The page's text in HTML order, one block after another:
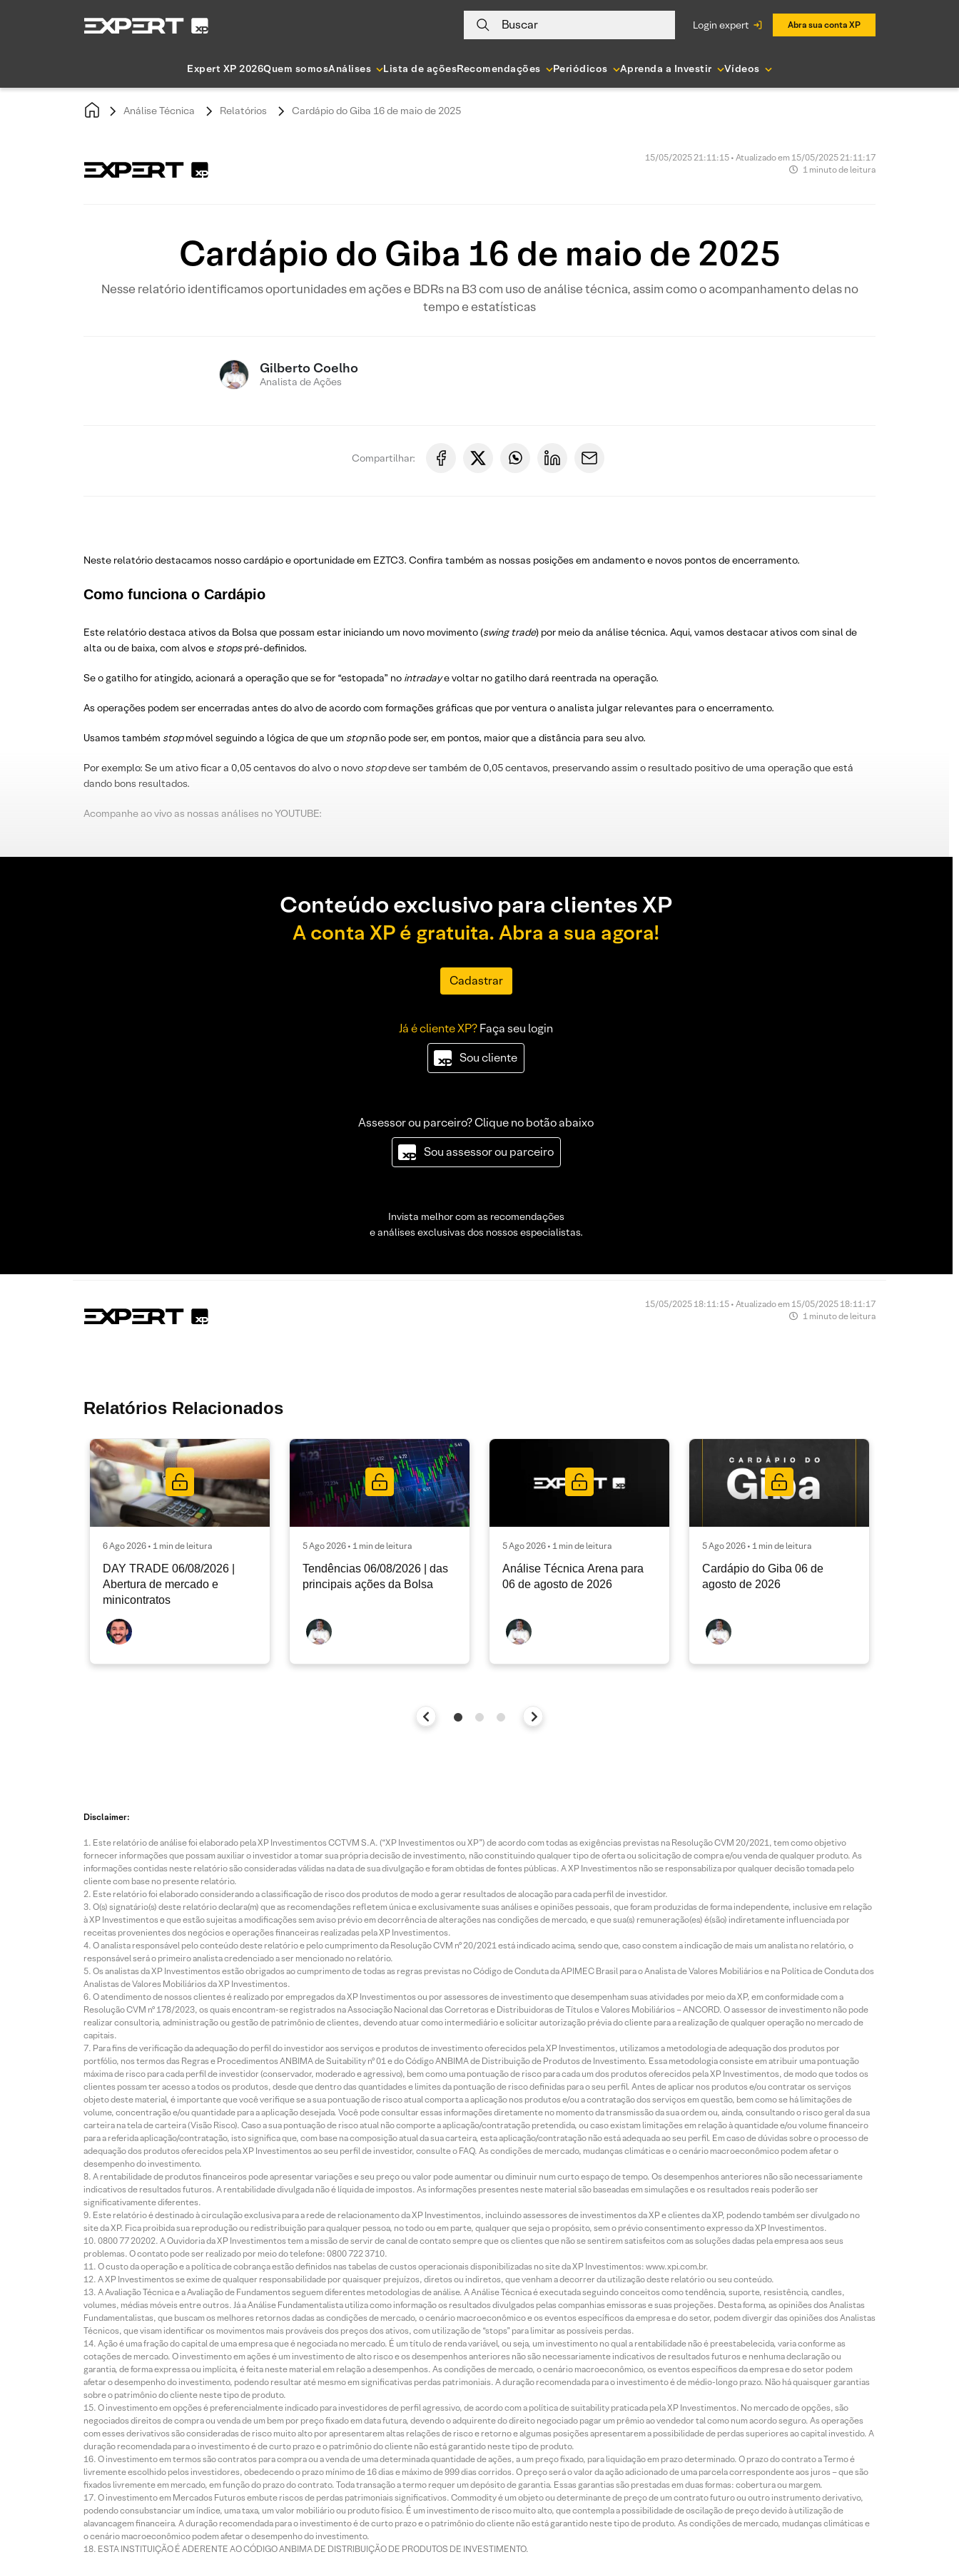
Buscar login expert Abra sua conta XP
Expert XP 2026Quem somosAnálises Lista de açõesRecomendações Periódicos Aprenda a Investir Vídeos
Análise Técnica Relatórios Cardápio do Giba 16 de maio de 2025
15/05/2025 21:11:15 • Atualizado em 15/05/2025 21:11:17
1 minuto de leitura
Cardápio do Giba 16 de maio de 2025
Nesse relatório identificamos oportunidades em ações e BDRs na B3 com uso de análise técnica, assim como o acompanhamento delas no
tempo e estatísticas
Gilberto Coelho
Analista de Ações
Compartilhar:
Neste relatório destacamos nosso cardápio e oportunidade em EZTC3. Confira também as nossas posições em andamento e novos pontos de encerramento.
Como funciona o Cardápio
Este relatório destaca ativos da Bolsa que possam estar iniciando um novo movimento (swing trade) por meio da análise técnica. Aqui, vamos destacar ativos com sinal de
alta ou de baixa, com alvos e stopspré-definidos.
Se o gatilho for atingido, acionará a operação que se for “estopada” no intradaye voltar no gatilho dará reentrada na operação.
As operações podem ser encerradas antes do alvo de acordo com formações gráficas que por ventura o analista julgar relevantes para o encerramento.
Usamos também stopmóvel seguindo a lógica de que um stopnão pode ser, em pontos, maior que a distância para seu alvo.
Por exemplo: Se um ativo ficar a 0,05 centavos do alvo o novo stopdeve ser também de 0,05 centavos, preservando assim o resultado positivo de uma operação que está
dando bons resultados.
Acompanhe ao vivo as nossas análises no YOUTUBE:
Conteúdo exclusivo para clientes XP
A conta XP é gratuita. Abra a sua agora!
Cadastrar
Já é cliente XP?Faça seu login
Sou cliente
Assessor ou parceiro? Clique no botão abaixo
Sou assessor ou parceiro
Invista melhor com as recomendações
e análises exclusivas dos nossos especialistas.
15/05/2025 18:11:15 • Atualizado em 15/05/2025 18:11:17
1 minuto de leitura
Relatórios Relacionados
6 Ago 2026 • 1 min de leitura
DAY TRADE 06/08/2026 |
Abertura de mercado e
minicontratos
5 Ago 2026 • 1 min de leitura
Tendências 06/08/2026 | das
principais ações da Bolsa
5 Ago 2026 • 1 min de leitura
Análise Técnica Arena para
06 de agosto de 2026
5 Ago 2026 • 1 min de leitura
Cardápio do Giba 06 de
agosto de 2026
Disclaimer:
Este relatório de análise foi elaborado pela XP Investimentos CCTVM S.A. (“XP Investimentos ou XP”) de acordo com todas as exigências previstas na Resolução CVM 20/2021, tem como objetivo
fornecer informações que possam auxiliar o investidor a tomar sua própria decisão de investimento, não constituindo qualquer tipo de oferta ou solicitação de compra e/ou venda de qualquer produto. As
informações contidas neste relatório são consideradas válidas na data de sua divulgação e foram obtidas de fontes públicas. A XP Investimentos não se responsabiliza por qualquer decisão tomada pelo
cliente com base no presente relatório.
Este relatório foi elaborado considerando a classificação de risco dos produtos de modo a gerar resultados de alocação para cada perfil de investidor.
O(s) signatário(s) deste relatório declara(m) que as recomendações refletem única e exclusivamente suas análises e opiniões pessoais, que foram produzidas de forma independente, inclusive em relação
à XP Investimentos e que estão sujeitas a modificações sem aviso prévio em decorrência de alterações nas condições de mercado, e que sua(s) remuneração(es) é(são) indiretamente influenciada por
receitas provenientes dos negócios e operações financeiras realizadas pela XP Investimentos.
O analista responsável pelo conteúdo deste relatório e pelo cumprimento da Resolução CVM nº 20/2021 está indicado acima, sendo que, caso constem a indicação de mais um analista no relatório, o
responsável será o primeiro analista credenciado a ser mencionado no relatório.
Os analistas da XP Investimentos estão obrigados ao cumprimento de todas as regras previstas no Código de Conduta da APIMEC Brasil para o Analista de Valores Mobiliários e na Política de Conduta dos
Analistas de Valores Mobiliários da XP Investimentos.
O atendimento de nossos clientes é realizado por empregados da XP Investimentos ou por assessores de investimento que desempenham suas atividades por meio da XP, em conformidade com a
Resolução CVM nº 178/2023, os quais encontram-se registrados na Associação Nacional das Corretoras e Distribuidoras de Títulos e Valores Mobiliários – ANCORD. O assessor de investimento não pode
realizar consultoria, administração ou gestão de patrimônio de clientes, devendo atuar como intermediário e solicitar autorização prévia do cliente para a realização de qualquer operação no mercado de
capitais.
Para fins de verificação da adequação do perfil do investidor aos serviços e produtos de investimento oferecidos pela XP Investimentos, utilizamos a metodologia de adequação dos produtos por
portfólio, nos termos das Regras e Procedimentos ANBIMA de Suitability nº 01 e do Código ANBIMA de Distribuição de Produtos de Investimento. Essa metodologia consiste em atribuir uma pontuação
máxima de risco para cada perfil de investidor (conservador, moderado e agressivo), bem como uma pontuação de risco para cada um dos produtos oferecidos pela XP Investimentos, de modo que todos os
clientes possam ter acesso a todos os produtos, desde que dentro das quantidades e limites da pontuação de risco definidas para o seu perfil. Antes de aplicar nos produtos e/ou contratar os serviços
objeto deste material, é importante que você verifique se a sua pontuação de risco atual comporta a aplicação nos produtos e/ou a contratação dos serviços em questão, bem como se há limitações de
volume, concentração e/ou quantidade para a aplicação desejada. Você pode consultar essas informações diretamente no momento da transmissão da sua ordem ou, ainda, consultando o risco geral da sua
carteira na tela de carteira (Visão Risco). Caso a sua pontuação de risco atual não comporte a aplicação/contratação pretendida, ou caso existam limitações em relação à quantidade e/ou volume financeiro
para a referida aplicação/contratação, isto significa que, com base na composição atual da sua carteira, esta aplicação/contratação não está adequada ao seu perfil. Em caso de dúvidas sobre o processo de
adequação dos produtos oferecidos pela XP Investimentos ao seu perfil de investidor, consulte o FAQ. As condições de mercado, mudanças climáticas e o cenário macroeconômico podem afetar o
desempenho do investimento.
A rentabilidade de produtos financeiros pode apresentar variações e seu preço ou valor pode aumentar ou diminuir num curto espaço de tempo. Os desempenhos anteriores não são necessariamente
indicativos de resultados futuros. A rentabilidade divulgada não é líquida de impostos. As informações presentes neste material são baseadas em simulações e os resultados reais poderão ser
significativamente diferentes.
Este relatório é destinado à circulação exclusiva para a rede de relacionamento da XP Investimentos, incluindo assessores de investimentos da XP e clientes da XP, podendo também ser divulgado no
site da XP. Fica proibida sua reprodução ou redistribuição para qualquer pessoa, no todo ou em parte, qualquer que seja o propósito, sem o prévio consentimento expresso da XP Investimentos.
0800 77 20202. A Ouvidoria da XP Investimentos tem a missão de servir de canal de contato sempre que os clientes que não se sentirem satisfeitos com as soluções dadas pela empresa aos seus
problemas. O contato pode ser realizado por meio do telefone: 0800 722 3710.
O custo da operação e a política de cobrança estão definidos nas tabelas de custos operacionais disponibilizadas no site da XP Investimentos: www.xpi.com.br.
A XP Investimentos se exime de qualquer responsabilidade por quaisquer prejuízos, diretos ou indiretos, que venham a decorrer da utilização deste relatório ou seu conteúdo.
A Avaliação Técnica e a Avaliação de Fundamentos seguem diferentes metodologias de análise. A Análise Técnica é executada seguindo conceitos como tendência, suporte, resistência, candles,
volumes, médias móveis entre outros. Já a Análise Fundamentalista utiliza como informação os resultados divulgados pelas companhias emissoras e suas projeções. Desta forma, as opiniões dos Analistas
Fundamentalistas, que buscam os melhores retornos dadas as condições de mercado, o cenário macroeconômico e os eventos específicos da empresa e do setor, podem divergir das opiniões dos Analistas
Técnicos, que visam identificar os movimentos mais prováveis dos preços dos ativos, com utilização de “stops” para limitar as possíveis perdas.
Ação é uma fração do capital de uma empresa que é negociada no mercado. É um título de renda variável, ou seja, um investimento no qual a rentabilidade não é preestabelecida, varia conforme as
cotações de mercado. O investimento em ações é um investimento de alto risco e os desempenhos anteriores não são necessariamente indicativos de resultados futuros e nenhuma declaração ou
garantia, de forma expressa ou implícita, é feita neste material em relação a desempenhos. As condições de mercado, o cenário macroeconômico, os eventos específicos da empresa e do setor podem
afetar o desempenho do investimento, podendo resultar até mesmo em significativas perdas patrimoniais. A duração recomendada para o investimento é de médio-longo prazo. Não há quaisquer garantias
sobre o patrimônio do cliente neste tipo de produto.
O investimento em opções é preferencialmente indicado para investidores de perfil agressivo, de acordo com a política de suitability praticada pela XP Investimentos. No mercado de opções, são
negociados direitos de compra ou venda de um bem por preço fixado em data futura, devendo o adquirente do direito negociado pagar um prêmio ao vendedor tal como num acordo seguro. As operações
com esses derivativos são consideradas de risco muito alto por apresentarem altas relações de risco e retorno e algumas posições apresentarem a possibilidade de perdas superiores ao capital investido. A
duração recomendada para o investimento é de curto prazo e o patrimônio do cliente não está garantido neste tipo de produto.
O investimento em termos são contratos para compra ou a venda de uma determinada quantidade de ações, a um preço fixado, para liquidação em prazo determinado. O prazo do contrato a Termo é
livremente escolhido pelos investidores, obedecendo o prazo mínimo de 16 dias e máximo de 999 dias corridos. O preço será o valor da ação adicionado de uma parcela correspondente aos juros – que são
fixados livremente em mercado, em função do prazo do contrato. Toda transação a termo requer um depósito de garantia. Essas garantias são prestadas em duas formas: cobertura ou margem.
O investimento em Mercados Futuros embute riscos de perdas patrimoniais significativos. Commodity é um objeto ou determinante de preço de um contrato futuro ou outro instrumento derivativo,
podendo consubstanciar um índice, uma taxa, um valor mobiliário ou produto físico. É um investimento de risco muito alto, que contempla a possibilidade de oscilação de preço devido à utilização de
alavancagem financeira. A duração recomendada para o investimento é de curto prazo e o patrimônio do cliente não está garantido neste tipo de produto. As condições de mercado, mudanças climáticas e
o cenário macroeconômico podem afetar o desempenho do investimento.
ESTA INSTITUIÇÃO É ADERENTE AO CÓDIGO ANBIMA DE DISTRIBUIÇÃO DE PRODUTOS DE INVESTIMENTO.